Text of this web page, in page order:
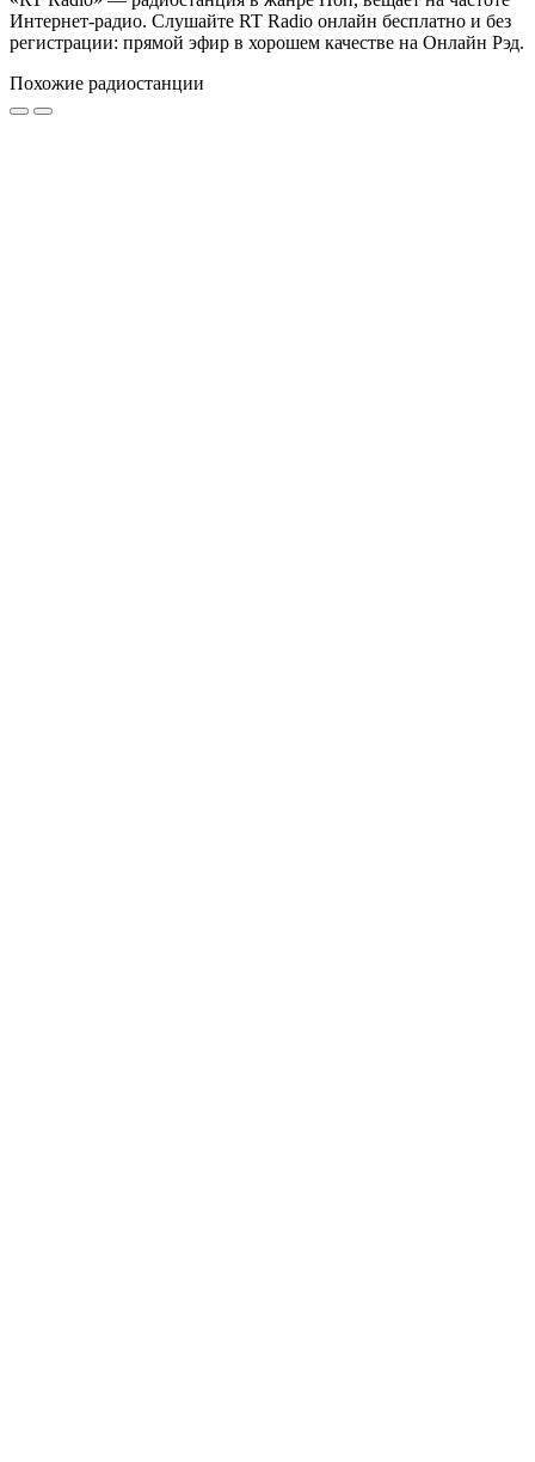
Интернет-радио. Слушайте RT Radio онлайн бесплатно и без
регистрации: прямой эфир в хорошем качестве на Онлайн Рэд.
Похожие радиостанции